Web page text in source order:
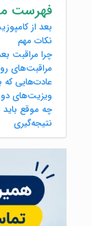
فهرست
بعد از
نکات مهم
چرا مراقبت
مراقبت‌های
عادت‌هایی که
ویزیت‌های
چه موقع
نتیجه‌گیری